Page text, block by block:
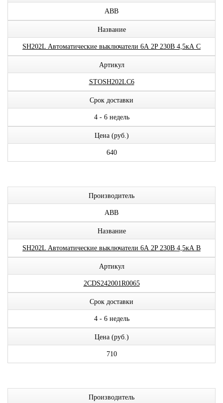
ABB
Название
SH202L Автоматические выключатели 6А 2P 230В 4,5кА C
Артикул
STOSH202LC6
Срок доставки
4 - 6 недель
Цена (руб.)
640
Производитель
ABB
Название
SH202L Автоматические выключатели 6А 2P 230В 4,5кА B
Артикул
2CDS242001R0065
Срок доставки
4 - 6 недель
Цена (руб.)
710
Производитель